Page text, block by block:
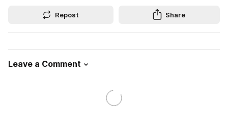
Repost Share
Leave a Comment